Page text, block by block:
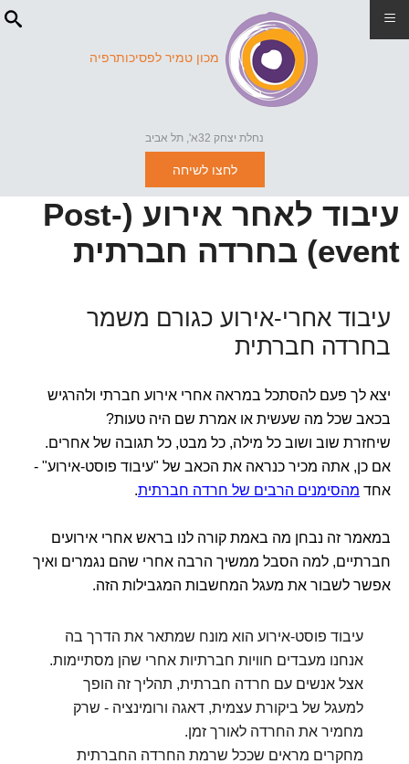
מכון טמיר לפסיכותרפיה
נחלת יצחק 32א', תל אביב
לחצו לשיחה
עיבוד לאחר אירוע (Post-
event) בחרדה חברתית
עיבוד אחרי-אירוע כגורם משמר
בחרדה חברתית
יצא לך פעם להסתכל במראה אחרי אירוע חברתי ולהרגיש
בכאב שכל מה שעשית או אמרת שם היה טעות?
שיחזרת שוב ושוב כל מילה, כל מבט, כל תגובה של אחרים.
אם כן, אתה מכיר כנראה את הכאב של "עיבוד פוסט-אירוע" -
אחד מהסימנים הרבים של חרדה חברתית.
במאמר זה נבחן מה באמת קורה לנו בראש אחרי אירועים
חברתיים, למה הסבל ממשיך הרבה אחרי שהם נגמרים ואיך
אפשר לשבור את מעגל המחשבות המגבילות הזה.
עיבוד פוסט-אירוע הוא מונח שמתאר את הדרך בה
אנחנו מעבדים חוויות חברתיות אחרי שהן מסתיימות.
אצל אנשים עם חרדה חברתית, תהליך זה הופך
למעגל של ביקורת עצמית, דאגה ורומינציה - שרק
מחמיר את החרדה לאורך זמן.
מחקרים מראים שככל שרמת החרדה החברתית
≡